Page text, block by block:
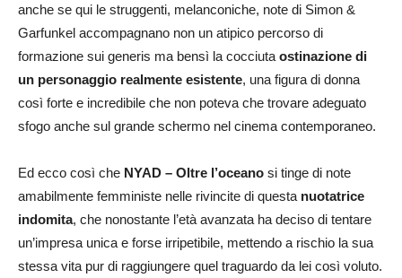
anche se qui le struggenti, melanconiche, note di Simon &
Garfunkel accompagnano non un atipico percorso di
formazione sui generis ma bensì la cocciuta ostinazione di
un personaggio realmente esistente, una figura di donna
così forte e incredibile che non poteva che trovare adeguato
sfogo anche sul grande schermo nel cinema contemporaneo.
Ed ecco così che NYAD – Oltre l’oceano si tinge di note
amabilmente femministe nelle rivincite di questa nuotatrice
indomita, che nonostante l’età avanzata ha deciso di tentare
un’impresa unica e forse irripetibile, mettendo a rischio la sua
stessa vita pur di raggiungere quel traguardo da lei così voluto.